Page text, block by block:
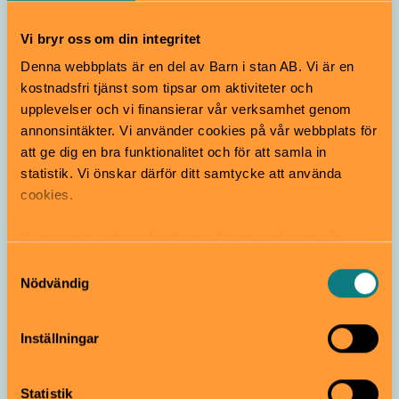
Vi bryr oss om din integritet
Denna webbplats är en del av Barn i stan AB. Vi är en
kostnadsfri tjänst som tipsar om aktiviteter och
upplevelser och vi finansierar vår verksamhet genom
annonsintäkter. Vi använder cookies på vår webbplats för
att ge dig en bra funktionalitet och för att samla in
statistik. Vi önskar därför ditt samtycke att använda
cookies.
samt tillhandahålla funktioner för sociala medier. Vi
vidarebefordrar även sådana identifierare och annan
information från din enhet till de sociala medier och
annons- och analysföretag som vi samarbetar med.
information som du har tillhandahållit eller som de har
Nödvändig
Inställningar
Statistik
Kul läsning
Lotta Geffenblad har skapat en
Intervju